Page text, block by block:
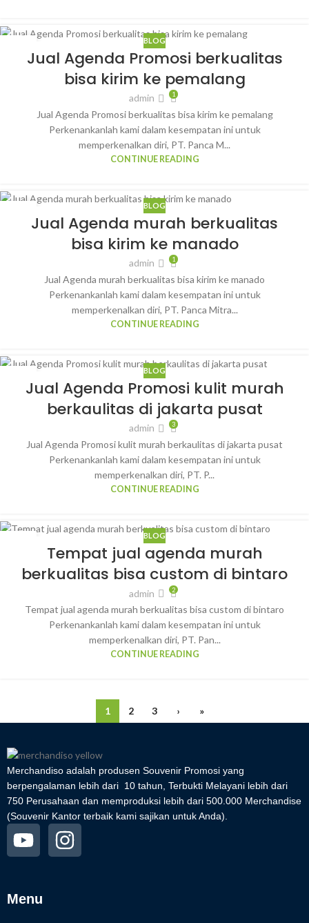
BLOG
Jual Agenda Promosi berkualitas
bisa kirim ke pemalang
admin 1
Jual Agenda Promosi berkualitas bisa kirim ke pemalang
Perkenankanlah kami dalam kesempatan ini untuk
memperkenalkan diri, PT. Panca M...
CONTINUE READING
BLOG
Jual Agenda murah berkualitas
bisa kirim ke manado
admin 1
Jual Agenda murah berkualitas bisa kirim ke manado
Perkenankanlah kami dalam kesempatan ini untuk
memperkenalkan diri, PT. Panca Mitra...
CONTINUE READING
BLOG
Jual Agenda Promosi kulit murah
berkaulitas di jakarta pusat
admin 3
Jual Agenda Promosi kulit murah berkaulitas di jakarta pusat
Perkenankanlah kami dalam kesempatan ini untuk
memperkenalkan diri, PT. P...
CONTINUE READING
BLOG
Tempat jual agenda murah
berkualitas bisa custom di bintaro
admin 2
Tempat jual agenda murah berkualitas bisa custom di bintaro
Perkenankanlah kami dalam kesempatan ini untuk
memperkenalkan diri, PT. Pan...
CONTINUE READING
1 2 3 › »
Merchandiso adalah produsen Souvenir Promosi yang
berpengalaman lebih dari 10 tahun, Terbukti Melayani lebih dari
750 Perusahaan dan memproduksi lebih dari 500.000 Merchandise
(Souvenir Kantor terbaik kami sajikan untuk Anda).
Menu